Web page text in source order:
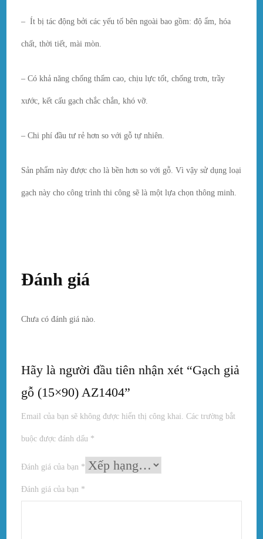
– Ít bị tác động bởi các yếu tố bên ngoài bao gồm: độ ẩm, hóa
chất, thời tiết, mài mòn.
– Có khả năng chống thấm cao, chịu lực tốt, chống trơn, trầy
xước, kết cấu gạch chắc chắn, khó vỡ.
– Chi phí đầu tư rẻ hơn so với gỗ tự nhiên.
Sản phẩm này được cho là bền hơn so với gỗ. Vì vậy sử dụng loại
gạch này cho công trình thi công sẽ là một lựa chọn thông minh.
Đánh giá
Chưa có đánh giá nào.
Hãy là người đầu tiên nhận xét “Gạch giả
gỗ (15×90) AZ1404”
Email của bạn sẽ không được hiển thị công khai. Các trường bắt
buộc được đánh dấu *
Đánh giá của bạn *
Đánh giá của bạn *